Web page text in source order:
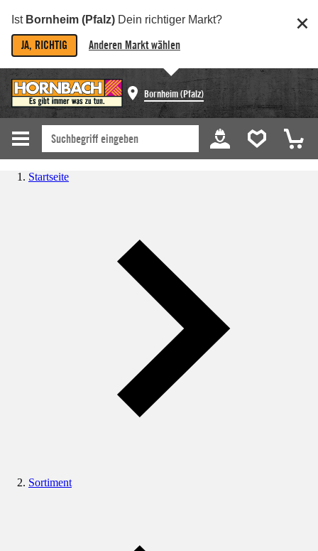
Ist Bornheim (Pfalz) Dein richtiger Markt?
JA, RICHTIG Anderen Markt wählen
Bornheim (Pfalz)
Startseite
Sortiment